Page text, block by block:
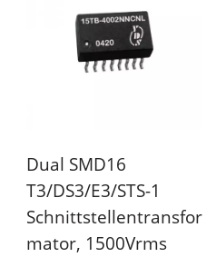
Dual SMD16
T3/DS3/E3/STS-1
Schnittstellentransfor
Mator, 1500Vrms